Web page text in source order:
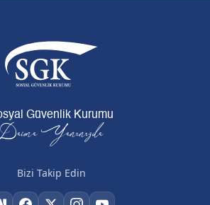
Güvenlik Kurumu
Yanınızda
Bizi Takip Edin